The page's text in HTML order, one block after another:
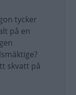
tycker
på en
skvatt på